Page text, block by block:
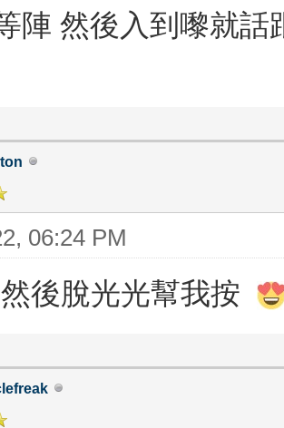
陣 然後入到嚟就話
06:24 PM
後脫光光幫我按